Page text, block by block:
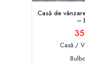
Casă de
–
Casă /